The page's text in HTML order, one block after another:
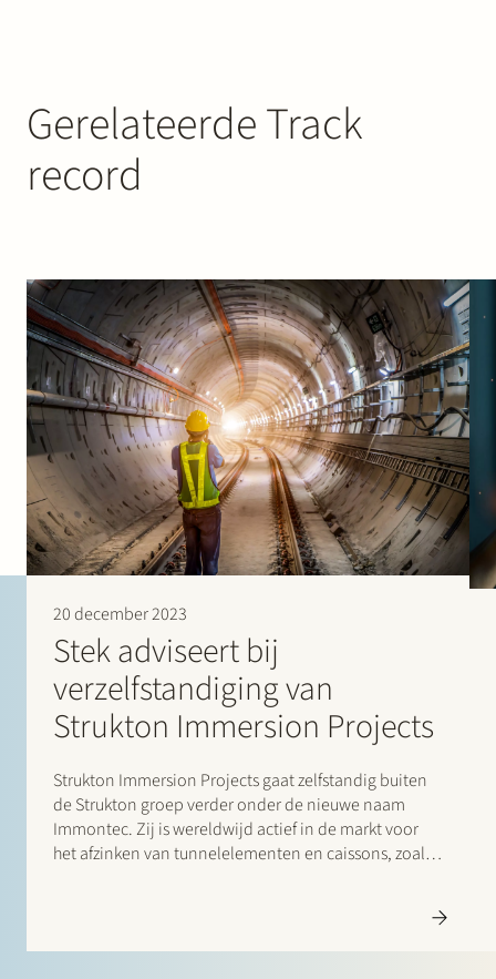
Gerelateerde Track
record
20 december 2023
Stek adviseert bij
verzelfstandiging van
Strukton Immersion Projects
Strukton Immersion Projects gaat zelfstandig buiten
de Strukton groep verder onder de nieuwe naam
Immontec. Zij is wereldwijd actief in de markt voor
het afzinken van tunnelelementen en caissons, zoals